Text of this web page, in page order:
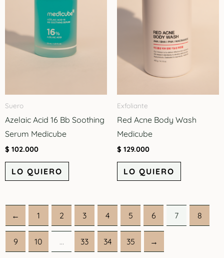
Suero
Azelaic Acid 16 Bb Soothing
Serum Medicube
$ 102.000
LO QUIERO
Exfoliante
Red Acne Body Wash
Medicube
$ 129.000
LO QUIERO
← 1 2 3 4 5 6 7 8
9 10 … 33 34 35 →